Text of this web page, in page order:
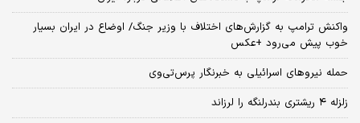
واکنش ترامپ به گزارش‌های اختلاف با وزیر جنگ/ اوضاع در ایران بسیار
خوب پیش می‌رود +عکس
حمله نیروهای اسرائیلی به خبرنگار پرس‌تی‌وی
زلزله ۴ ریشتری بندرلنگه را لرزاند